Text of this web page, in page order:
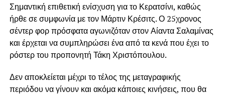
Σημαντική επιθετική ενίσχυση για το Κερατσίνι, καθώς
ήρθε σε συμφωνία με τον Μάρτιν Κρέσιτς. Ο 25χρονος
σέντερ φορ πρόσφατα αγωνιζόταν στον Αίαντα Σαλαμίνας
και έρχεται να συμπληρώσει ένα από τα κενά που έχει το
ρόστερ του προπονητή Τάκη Χριστόπουλου.
Δεν αποκλείεται μέχρι το τέλος της μεταγραφικής
περιόδου να γίνουν και ακόμα κάποιες κινήσεις, που θα